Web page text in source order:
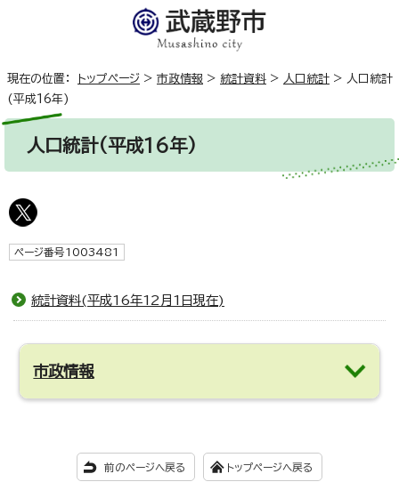
現在の位置： トップページ > 市政情報 > 統計資料 > 人口統計 > 人口統計
(平成16年)
人口統計(平成16年)
ページ番号1003481
統計資料(平成16年12月1日現在)
市政情報
前のページへ戻る トップページへ戻る